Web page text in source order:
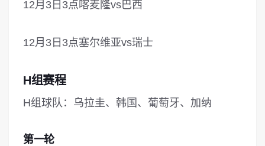
12月3日3点喀麦隆vs巴西
12月3日3点塞尔维亚vs瑞士
H组赛程
H组球队：乌拉圭、韩国、葡萄牙、加纳
第一轮